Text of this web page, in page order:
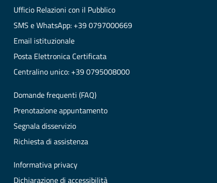
Ufficio Relazioni con il Pubblico
SMS e WhatsApp: +39 0797000669
Email istituzionale
Posta Elettronica Certificata
Centralino unico: +39 0795008000
Domande frequenti (FAQ)
Prenotazione appuntamento
Segnala disservizio
Richiesta di assistenza
Informativa privacy
Dichiarazione di accessibilità